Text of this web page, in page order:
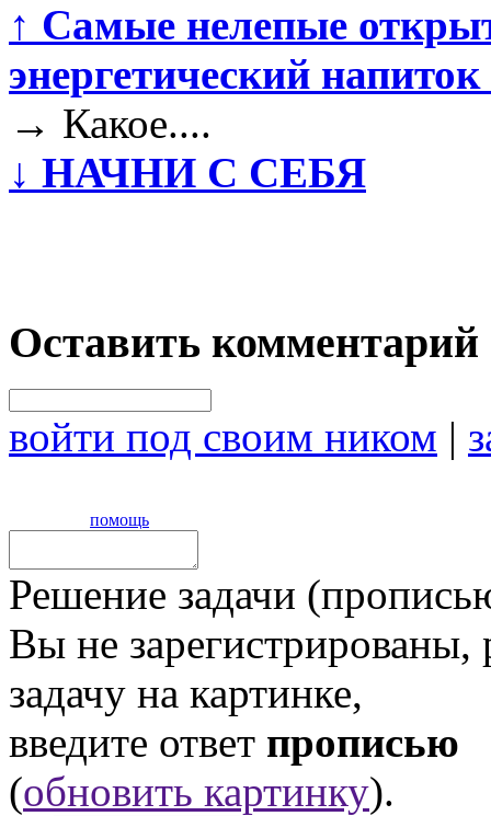
↑ Самые нелепые
энергетический
→ Какое....
↓ НАЧНИ С СЕБЯ
Оставить комментарий
войти под своим ником |
помощь
Решение задачи
Вы не
задачу на картинке,
введите ответ прописью
(обновить картинку).